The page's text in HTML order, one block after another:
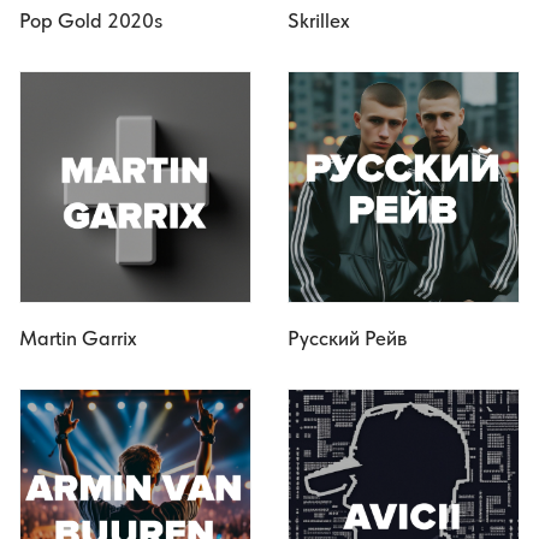
Pop Gold 2020s Skrillex
Martin Garrix Русский Рейв